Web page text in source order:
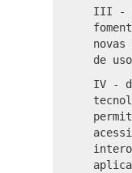
III -
de
IV -